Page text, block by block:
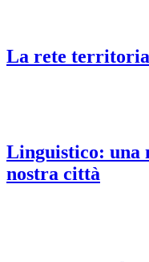
La rete
Linguistico: una
nostra città